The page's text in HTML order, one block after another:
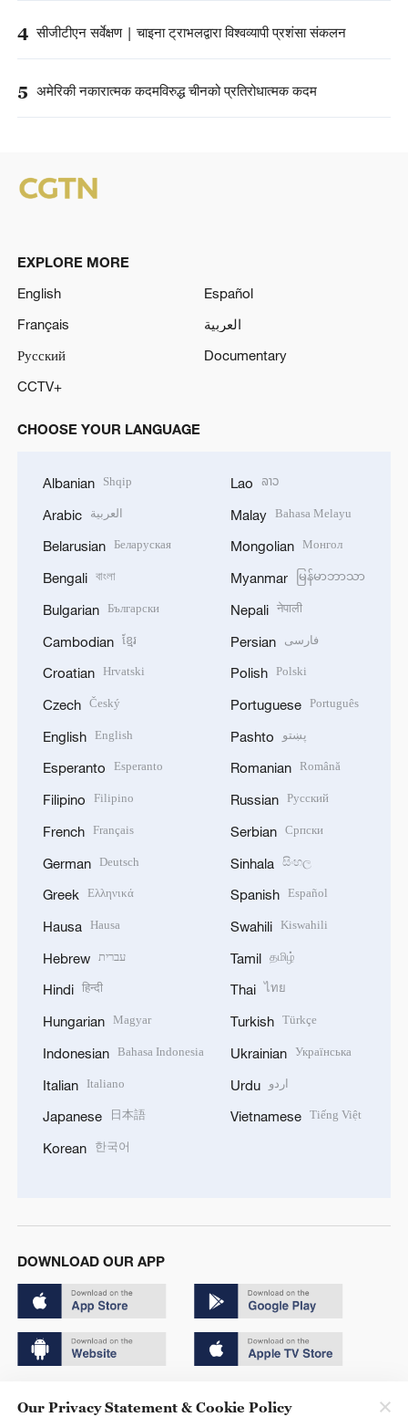
4 सीजीटीएन सर्वेक्षण | चाइना ट्राभलद्वारा विश्वव्यापी प्रशंसा संकलन
5 अमेरिकी नकारात्मक कदमविरुद्ध चीनको प्रतिरोधात्मक कदम
EXPLORE MORE
English
Español
Français
العربية
Русский
Documentary
CCTV+
CHOOSE YOUR LANGUAGE
Albanian Shqip
Arabic العربية
Belarusian Беларуская
Bengali বাংলা
Bulgarian Български
Cambodian ខ្មែរ
Croatian Hrvatski
Czech Český
English English
Esperanto Esperanto
Filipino Filipino
French Français
German Deutsch
Greek Ελληνικά
Hausa Hausa
Hebrew עברית
Hindi हिन्दी
Hungarian Magyar
Indonesian Bahasa Indonesia
Italian Italiano
Japanese 日本語
Korean 한국어
Lao ລາວ
Malay Bahasa Melayu
Mongolian Монгол
Myanmar မြန်မာဘာသာ
Nepali नेपाली
Persian فارسی
Polish Polski
Portuguese Português
Pashto پښتو
Romanian Română
Russian Русский
Serbian Српски
Sinhala සිංහල
Spanish Español
Swahili Kiswahili
Tamil தமிழ்
Thai ไทย
Turkish Türkçe
Ukrainian Українська
Urdu اردو
Vietnamese Tiếng Việt
DOWNLOAD OUR APP
Our Privacy Statement & Cookie Policy